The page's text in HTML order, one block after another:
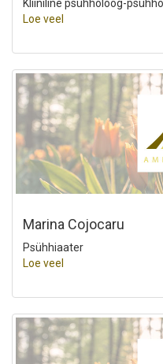
Kliiniline psühholoog-
Loe veel
Marina Cojocaru
Psühhiaater
Loe veel